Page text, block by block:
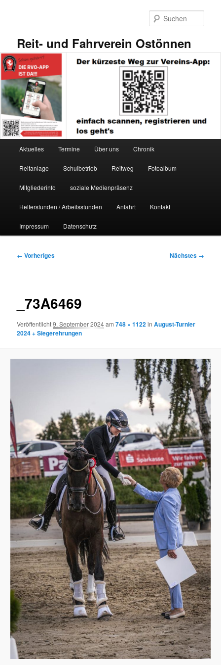
Reit- und Fahrverein Ostönnen
Aktuelles Termine Über uns Chronik
Reitanlage Schulbetrieb Reitweg Fotoalbum
Mitgliederinfo soziale Medienpräsenz
Helferstunden / Arbeitsstunden Anfahrt Kontakt
Impressum Datenschutz
Bilder-
← Vorheriges Nächstes →
_73A6469
Veröffentlicht9. September 2024am748 × 1122inAugust-Turnier
2024 + Siegerehrungen